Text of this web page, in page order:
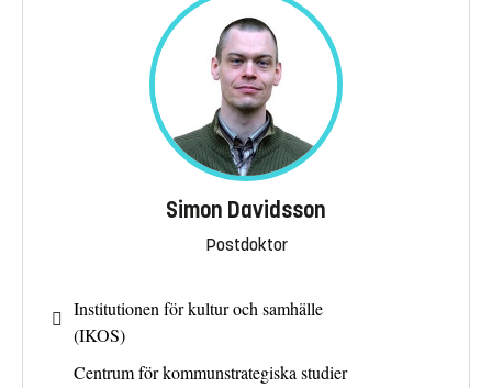
Simon Davidsson
Postdoktor
Institutionen för kultur och samhälle
(IKOS)
Centrum för kommunstrategiska studier